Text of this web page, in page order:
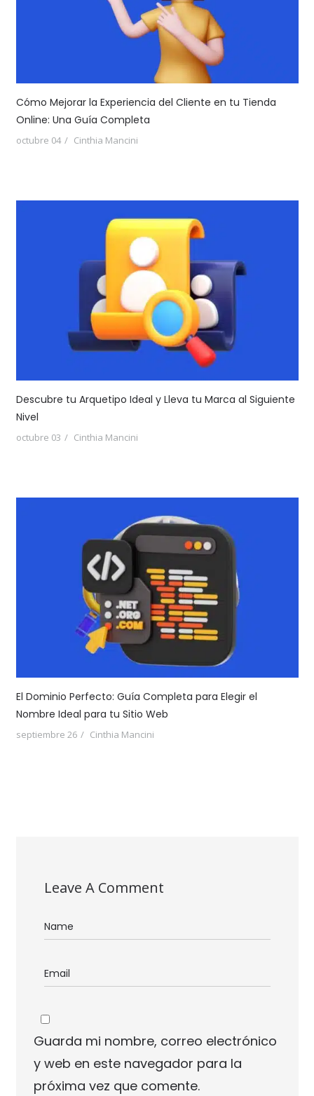
Cómo Mejorar la Experiencia del Cliente en tu Tienda
Online: Una Guía Completa
octubre 04 Cinthia Mancini
Descubre tu Arquetipo Ideal y Lleva tu Marca al Siguiente
Nivel
octubre 03 Cinthia Mancini
El Dominio Perfecto: Guía Completa para Elegir el
Nombre Ideal para tu Sitio Web
septiembre 26 Cinthia Mancini
Leave A Comment
Guarda mi nombre, correo electrónico
y web en este navegador para la
próxima vez que comente.